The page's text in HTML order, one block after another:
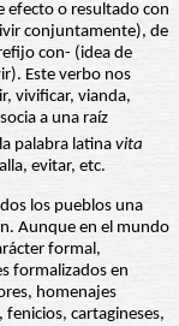
efecto o resultado con
conjuntamente), de
con- (idea de
Este verbo nos
vivificar, vianda,
a una raíz
palabra latinavita
evitar, etc.
los pueblos una
Aunque en el mundo
formal,
formalizados en
homenajes
cartagineses,